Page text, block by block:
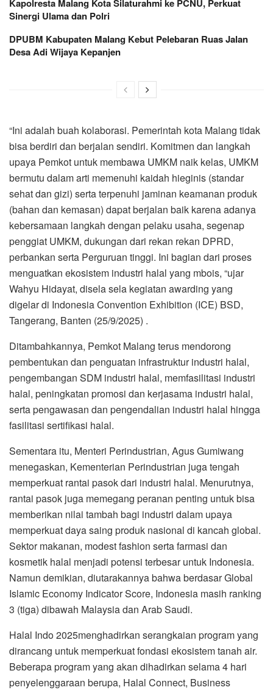
Kapolresta Malang Kota Silaturahmi ke PCNU, Perkuat
Sinergi Ulama dan Polri
DPUBM Kabupaten Malang Kebut Pelebaran Ruas Jalan
Desa Adi Wijaya Kepanjen
“Ini adalah buah kolaborasi. Pemerintah kota Malang tidak
bisa berdiri dan berjalan sendiri. Komitmen dan langkah
upaya Pemkot untuk membawa UMKM naik kelas, UMKM
bermutu dalam arti memenuhi kaidah hieginis (standar
sehat dan gizi) serta terpenuhi jaminan keamanan produk
(bahan dan kemasan) dapat berjalan baik karena adanya
kebersamaan langkah dengan pelaku usaha, segenap
penggiat UMKM, dukungan dari rekan rekan DPRD,
perbankan serta Perguruan tinggi. Ini bagian dari proses
menguatkan ekosistem industri halal yang mbois, “ujar
Wahyu Hidayat, disela sela kegiatan awarding yang
digelar di Indonesia Convention Exhibition (ICE) BSD,
Tangerang, Banten (25/9/2025) .
Ditambahkannya, Pemkot Malang terus mendorong
pembentukan dan penguatan infrastruktur industri halal,
pengembangan SDM industri halal, memfasilitasi industri
halal, peningkatan promosi dan kerjasama industri halal,
serta pengawasan dan pengendalian industri halal hingga
fasilitasi sertifikasi halal.
Sementara itu, Menteri Perindustrian, Agus Gumiwang
menegaskan, Kementerian Perindustrian juga tengah
memperkuat rantai pasok dari industri halal. Menurutnya,
rantai pasok juga memegang peranan penting untuk bisa
memberikan nilai tambah bagi industri dalam upaya
memperkuat daya saing produk nasional di kancah global.
Sektor makanan, modest fashion serta farmasi dan
kosmetik halal menjadi potensi terbesar untuk Indonesia.
Namun demikian, diutarakannya bahwa berdasar Global
Islamic Economy Indicator Score, Indonesia masih ranking
3 (tiga) dibawah Malaysia dan Arab Saudi.
Halal Indo 2025menghadirkan serangkaian program yang
dirancang untuk memperkuat fondasi ekosistem tanah air.
Beberapa program yang akan dihadirkan selama 4 hari
penyelenggaraan berupa, Halal Connect, Business